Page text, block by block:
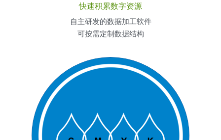
快速积累数字资源
自主研发的数据加工软件
可按需定制数据结构